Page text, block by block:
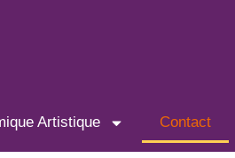
Artistique Contact